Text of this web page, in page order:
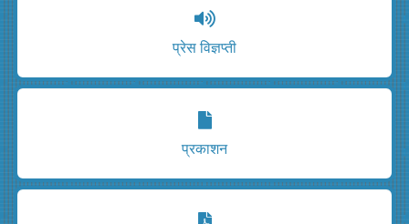
प्रेस विज्ञप्ती
प्रकाशन